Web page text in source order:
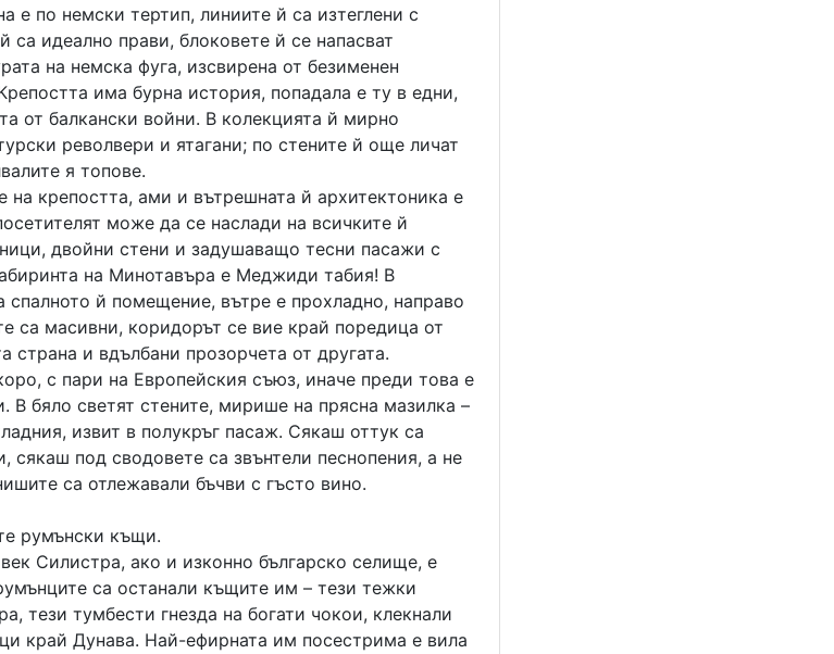
е по немски тертип, линиите й са изтеглени с
са идеално прави, блоковете й се напасват
на немска фуга, изсвирена от безименен
има бурна история, попадала е ту в едни,
от балкански войни. В колекцията й мирно
револвери и ятагани; по стените й още личат
я топове.
на крепостта, ами и вътрешната й архитектоника е
може да се наслади на всичките й
двойни стени и задушаващо тесни пасажи с
на Минотавъра е Меджиди табия! В
спалното й помещение, вътре е прохладно, направо
са масивни, коридорът се вие край поредица от
страна и вдълбани прозорчета от другата.
с пари на Европейския съюз, иначе преди това е
В бяло светят стените, мирише на прясна мазилка –
извит в полукръг пасаж. Сякаш оттук са
сякаш под сводовете са звънтели песнопения, а не
са отлежавали бъчви с гъсто вино.
румънски къщи.
Силистра, ако и изконно българско селище, е
са останали къщите им – тези тежки
тези тумбести гнезда на богати чокои, клекнали
край Дунава. Най-ефирната им посестрима е вила